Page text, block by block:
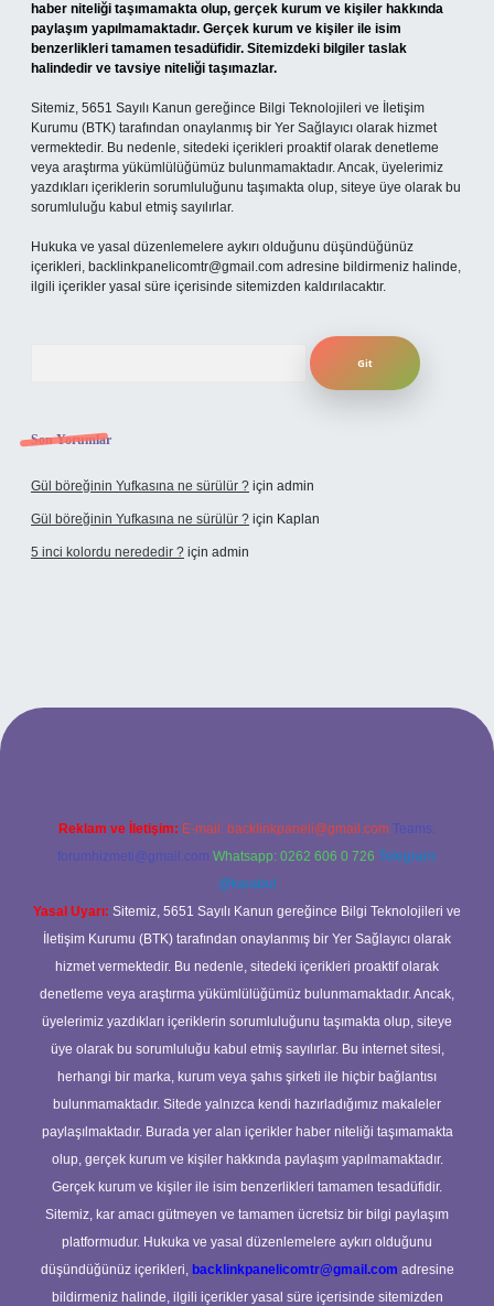
haber niteliği taşımamakta olup, gerçek kurum ve kişiler hakkında
paylaşım yapılmamaktadır. Gerçek kurum ve kişiler ile isim
benzerlikleri tamamen tesadüfidir. Sitemizdeki bilgiler taslak
halindedir ve tavsiye niteliği taşımazlar.
Sitemiz, 5651 Sayılı Kanun gereğince Bilgi Teknolojileri ve İletişim
Kurumu (BTK) tarafından onaylanmış bir Yer Sağlayıcı olarak hizmet
vermektedir. Bu nedenle, sitedeki içerikleri proaktif olarak denetleme
veya araştırma yükümlülüğümüz bulunmamaktadır. Ancak, üyelerimiz
yazdıkları içeriklerin sorumluluğunu taşımakta olup, siteye üye olarak bu
sorumluluğu kabul etmiş sayılırlar.
Hukuka ve yasal düzenlemelere aykırı olduğunu düşündüğünüz
içerikleri, backlinkpanelicomtr@gmail.com adresine bildirmeniz halinde,
ilgili içerikler yasal süre içerisinde sitemizden kaldırılacaktır.
Son Yorumlar
Gül böreğinin Yufkasına ne sürülür ? için admin
Gül böreğinin Yufkasına ne sürülür ? için Kaplan
5 inci kolordu nerededir ? için admin
Reklam ve İletişim: E-mail: backlinkpaneli@gmail.com Teams:
forumhizmeti@gmail.com Whatsapp: 0262 606 0 726 Telegram:
@karabul
Yasal Uyarı: Sitemiz, 5651 Sayılı Kanun gereğince Bilgi Teknolojileri ve
İletişim Kurumu (BTK) tarafından onaylanmış bir Yer Sağlayıcı olarak
hizmet vermektedir. Bu nedenle, sitedeki içerikleri proaktif olarak
denetleme veya araştırma yükümlülüğümüz bulunmamaktadır. Ancak,
üyelerimiz yazdıkları içeriklerin sorumluluğunu taşımakta olup, siteye
üye olarak bu sorumluluğu kabul etmiş sayılırlar. Bu internet sitesi,
herhangi bir marka, kurum veya şahıs şirketi ile hiçbir bağlantısı
bulunmamaktadır. Sitede yalnızca kendi hazırladığımız makaleler
paylaşılmaktadır. Burada yer alan içerikler haber niteliği taşımamakta
olup, gerçek kurum ve kişiler hakkında paylaşım yapılmamaktadır.
Gerçek kurum ve kişiler ile isim benzerlikleri tamamen tesadüfidir.
Sitemiz, kar amacı gütmeyen ve tamamen ücretsiz bir bilgi paylaşım
platformudur. Hukuka ve yasal düzenlemelere aykırı olduğunu
düşündüğünüz içerikleri, backlinkpanelicomtr@gmail.com adresine
bildirmeniz halinde, ilgili içerikler yasal süre içerisinde sitemizden